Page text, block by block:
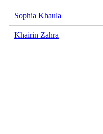
Sophia Khaula
Khairin Zahra